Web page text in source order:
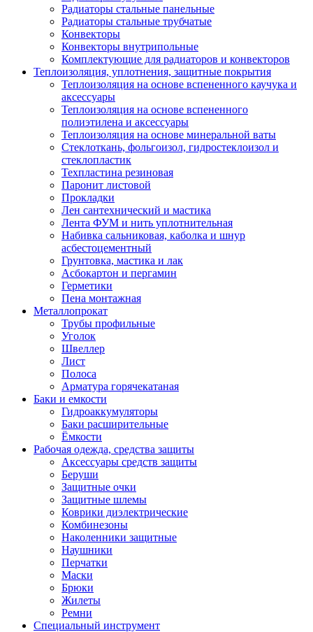
Радиаторы стальные панельные
Радиаторы стальные трубчатые
Конвекторы
Конвекторы внутрипольные
Комплектующие для радиаторов и конвекторов
Теплоизоляция, уплотнения, защитные покрытия
Теплоизоляция на основе вспененного каучука и
аксессуары
Теплоизоляция на основе вспененного
полиэтилена и аксессуары
Теплоизоляция на основе минеральной ваты
Стеклоткань, фольгоизол, гидростеклоизол и
стеклопластик
Техпластина резиновая
Паронит листовой
Прокладки
Лен сантехнический и мастика
Лента ФУМ и нить уплотнительная
Набивка сальниковая, каболка и шнур
асбестоцементный
Грунтовка, мастика и лак
Асбокартон и пергамин
Герметики
Пена монтажная
Металлопрокат
Трубы профильные
Уголок
Швеллер
Лист
Полоса
Арматура горячекатаная
Баки и емкости
Гидроаккумуляторы
Баки расширительные
Ёмкости
Рабочая одежда, средства защиты
Аксессуары средств защиты
Беруши
Защитные очки
Защитные шлемы
Коврики диэлектрические
Комбинезоны
Наколенники защитные
Наушники
Перчатки
Маски
Брюки
Жилеты
Ремни
Специальный инструмент